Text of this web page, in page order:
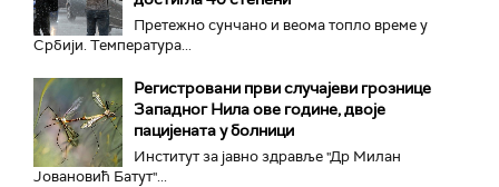
Претежно сунчано и веома топло време у
Србији. Температура...
Регистровани први случајеви грознице
Западног Нила ове године, двоје
пацијената у болници
Институт за јавно здравље "Др Милан
Јовановић Батут"...